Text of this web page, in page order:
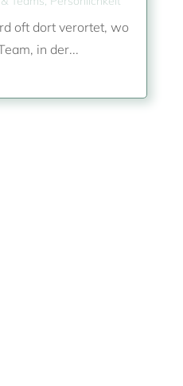
oft dort verortet, wo
in der...